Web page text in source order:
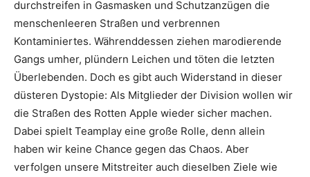
durchstreifen in Gasmasken und Schutzanzügen die
menschenleeren Straßen und verbrennen
Kontaminiertes. Währenddessen ziehen marodierende
Gangs umher, plündern Leichen und töten die letzten
Überlebenden. Doch es gibt auch Widerstand in dieser
düsteren Dystopie: Als Mitglieder der Division wollen wir
die Straßen des Rotten Apple wieder sicher machen.
Dabei spielt Teamplay eine große Rolle, denn allein
haben wir keine Chance gegen das Chaos. Aber
verfolgen unsere Mitstreiter auch dieselben Ziele wie